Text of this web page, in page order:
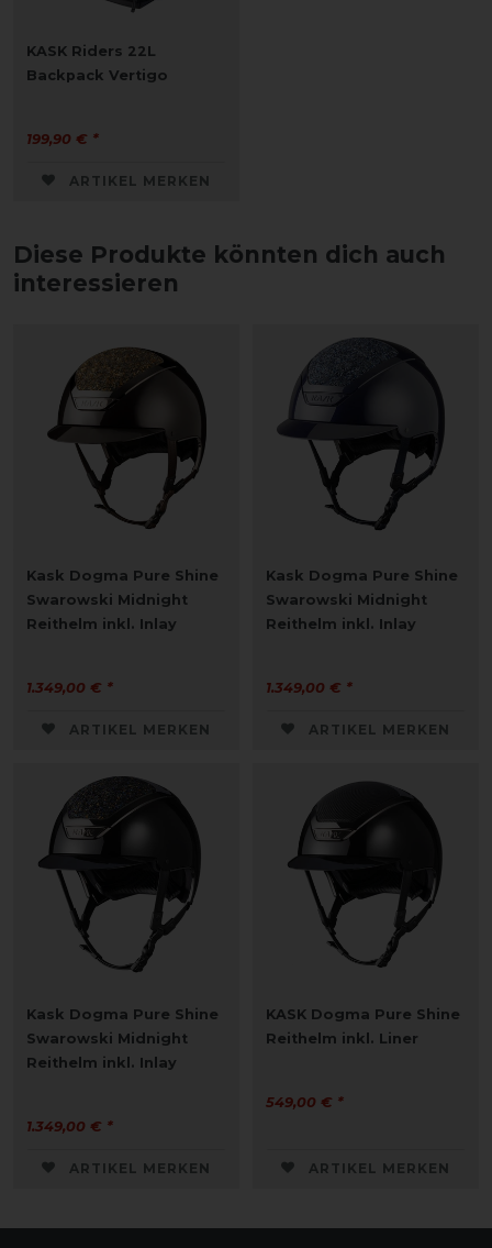
KASK Riders 22L
Backpack Vertigo
199,90 € *
ARTIKEL MERKEN
Diese Produkte könnten dich auch
interessieren
Kask Dogma Pure Shine
Swarowski Midnight
Reithelm inkl. Inlay
1.349,00 € *
ARTIKEL MERKEN
Kask Dogma Pure Shine
Swarowski Midnight
Reithelm inkl. Inlay
1.349,00 € *
ARTIKEL MERKEN
Kask Dogma Pure Shine
Swarowski Midnight
Reithelm inkl. Inlay
1.349,00 € *
ARTIKEL MERKEN
KASK Dogma Pure Shine
Reithelm inkl. Liner
549,00 € *
ARTIKEL MERKEN